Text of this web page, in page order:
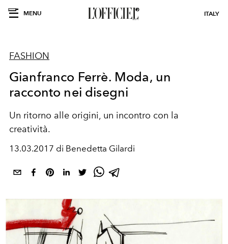
MENU ITALY
FASHION
Gianfranco Ferrè. Moda, un
racconto nei disegni
Un ritorno alle origini, un incontro con la
creatività.
13.03.2017 di Benedetta Gilardi